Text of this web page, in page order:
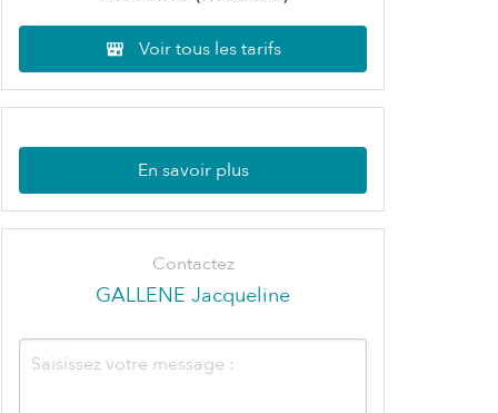
Voir tous les tarifs
En savoir plus
Contactez
GALLENE Jacqueline